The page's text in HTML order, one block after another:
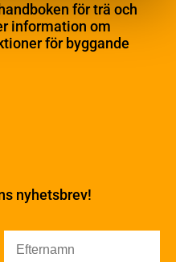
för trä och
information om
för byggande
nyhetsbrev!